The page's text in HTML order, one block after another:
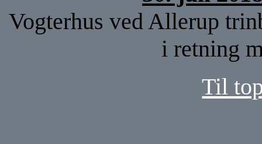
Vogterhus ved Allerup
i retning
Til